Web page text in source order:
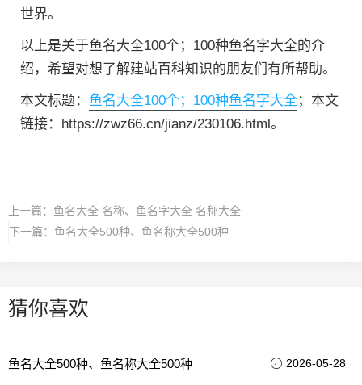
世界。
以上是关于鱼名大全100个；100种鱼名字大全的介
绍，希望对想了解建站百科知识的朋友们有所帮助。
本文标题： 鱼名大全100个；100种鱼名字大全；本文
链接：https://zwz66.cn/jianz/230106.html。
上一篇： 鱼名大全 名称、鱼名字大全 名称大全
下一篇： 鱼名大全500种、鱼名称大全500种
猜你喜欢
鱼名大全500种、鱼名称大全500种 2026-05-28